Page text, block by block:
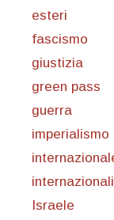
esteri
fascismo
giustizia
green pass
guerra
imperialismo
Israele